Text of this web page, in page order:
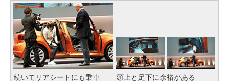
続いてリアシートにも乗車 頭上と足下に余裕がある